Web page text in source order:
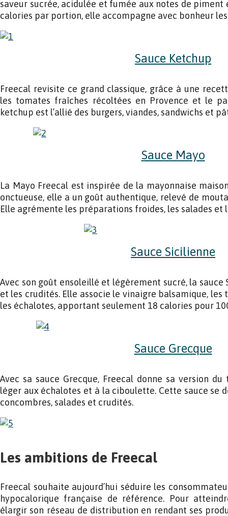
saveur sucrée, acidulée et fumée aux notes de piment
calories par portion, elle accompagne avec bonheur
Sauce Ketchup
Freecal revisite ce grand classique, grâce à une
les tomates fraîches récoltées en Provence et le
ketchup est l’allié des burgers, viandes, sandwichs et
Sauce Mayo
La Mayo Freecal est inspirée de la mayonnaise
onctueuse, elle a un goût authentique, relevé de
Elle agrémente les préparations froides, les salades et
Sauce Sicilienne
Avec son goût ensoleillé et légèrement sucré, la
et les crudités. Elle associe le vinaigre balsamique, les
les échalotes, apportant seulement 18 calories pour
Sauce Grecque
Avec sa sauce Grecque, Freecal donne sa version
léger aux échalotes et à la ciboulette. Cette sauce se
concombres, salades et crudités.
Les ambitions de Freecal
Freecal souhaite aujourd’hui séduire les
hypocalorique française de référence. Pour
élargir son réseau de distribution en rendant ses